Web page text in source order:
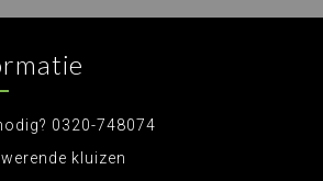
0320-748074
kluizen